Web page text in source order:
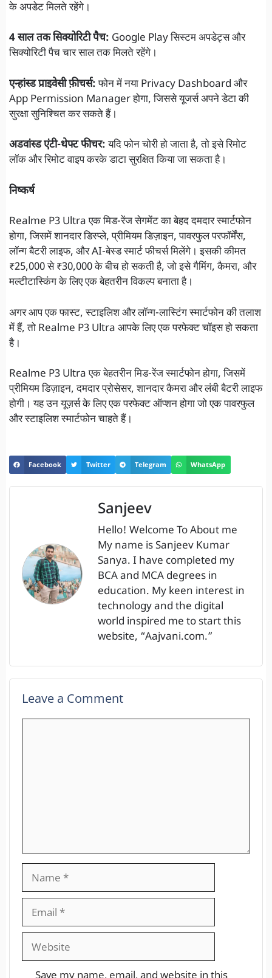
के अपडेट मिलते रहेंगे।
4 साल तक सिक्योरिटी पैच: Google Play सिस्टम अपडेट्स और
सिक्योरिटी पैच चार साल तक मिलते रहेंगे।
एन्हांस्ड प्राइवेसी फ़ीचर्स:फोन में नया Privacy Dashboard और
App Permission Manager होगा, जिससे यूजर्स अपने डेटा की
सुरक्षा सुनिश्चित कर सकते हैं।
अडवांस्ड एंटी-थेफ्ट फीचर:यदि फोन चोरी हो जाता है, तो इसे रिमोट
लॉक और रिमोट वाइप करके डाटा सुरक्षित किया जा सकता है।
निष्कर्ष
Realme P3 Ultra एक मिड-रेंज सेगमेंट का बेहद दमदार स्मार्टफोन
होगा, जिसमें शानदार डिस्प्ले, प्रीमियम डिज़ाइन, पावरफुल परफॉर्मेंस,
लॉन्ग बैटरी लाइफ, और AI-बेस्ड स्मार्ट फीचर्स मिलेंगे। इसकी कीमत
₹25,000 से ₹30,000 के बीच हो सकती है, जो इसे गैमिंग, कैमरा, और
मल्टीटास्किंग के लिए एक बेहतरीन विकल्प बनाता है।
अगर आप एक फास्ट, स्टाइलिश और लॉन्ग-लास्टिंग स्मार्टफोन की तलाश
में हैं, तो Realme P3 Ultra आपके लिए एक परफेक्ट चॉइस हो सकता
है।
Realme P3 Ultra एक बेहतरीन मिड-रेंज स्मार्टफोन होगा, जिसमें
प्रीमियम डिज़ाइन, दमदार प्रोसेसर, शानदार कैमरा और लंबी बैटरी लाइफ
होगी। यह उन यूज़र्स के लिए एक परफेक्ट ऑप्शन होगा जो एक पावरफुल
और स्टाइलिश स्मार्टफोन चाहते हैं।
Facebook Twitter Telegram WhatsApp
Sanjeev
Hello! Welcome To About me
My name is Sanjeev Kumar
Sanya. I have completed my
BCA and MCA degrees in
education. My keen interest in
technology and the digital
world inspired me to start this
website, “Aajvani.com.”
Leave a Comment
Save my name, email, and website in this